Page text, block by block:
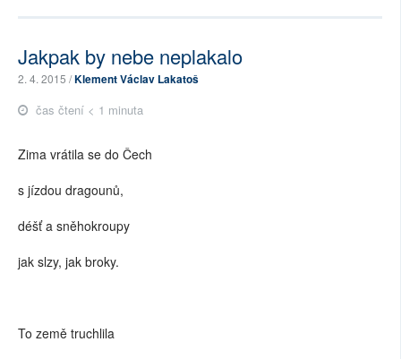
Jakpak by nebe neplakalo
2. 4. 2015 /Klement Václav Lakatoš
čas čtení < 1 minuta
Zima vrátila se do Čech
s jízdou dragounů,
déšť a sněhokroupy
jak slzy, jak broky.
To země truchlila